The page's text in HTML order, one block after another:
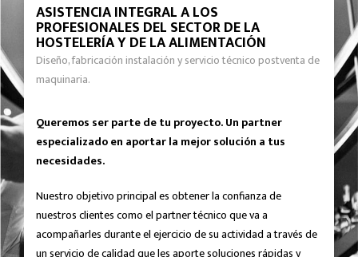
ASISTENCIA INTEGRAL A LOS
PROFESIONALES DEL SECTOR DE LA
HOSTELERÍA Y DE LA ALIMENTACIÓN
Diseño, fabricación instalación y servicio técnico postventa de
maquinaria.
Queremos ser parte de tu proyecto. Un partner
especializado en aportar la mejor solución a tus
necesidades.
Nuestro objetivo principal es obtener la confianza de
nuestros clientes como el partner técnico que va a
acompañarles durante el ejercicio de su actividad a través de